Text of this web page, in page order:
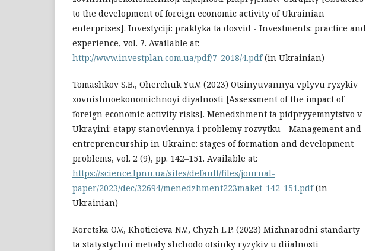
to the development of foreign economic activity of Ukrainian
enterprises]. Investyciji: praktyka ta dosvid - Investments: practice and
experience, vol. 7. Available at:
http://www.investplan.com.ua/pdf/7_2018/4.pdf(in Ukrainian)
Tomashkov S.B., Oherchuk Yu.V. (2023) Otsinyuvannya vplyvu ryzykiv
zovnishnoekonomichnoyi diyalnosti [Assessment of the impact of
foreign economic activity risks]. Menedzhment ta pidpryyemnytstvo v
Ukrayini: etapy stanovlennya i problemy rozvytku - Management and
entrepreneurship in Ukraine: stages of formation and development
problems, vol. 2 (9), pp. 142–151. Available at:
https://science.lpnu.ua/sites/default/files/journal-
paper/2023/dec/32694/menedzhment223maket-142-151.pdf(in
Ukrainian)
Koretska O.V., Khotieieva N.V., Chyzh L.P. (2023) Mizhnarodni standarty
ta statystychni metody shchodo otsinky ryzykiv u diialnosti